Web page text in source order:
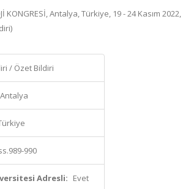
KONGRESİ, Antalya, Türkiye, 19 - 24 Kasım 2022,
/ Özet Bildiri
Antalya
990
Adresli: Evet